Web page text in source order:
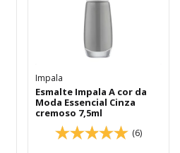
Impala
Esmalte Impala A cor da
Moda Essencial Cinza
cremoso 7,5ml
(6)